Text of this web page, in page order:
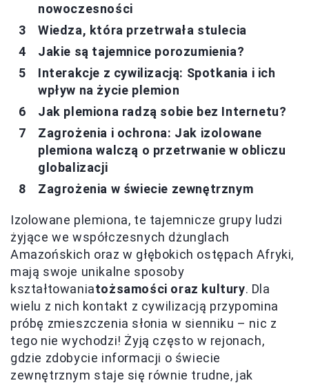
nowoczesności
Wiedza, która przetrwała stulecia
Jakie są tajemnice porozumienia?
Interakcje z cywilizacją: Spotkania i ich
wpływ na życie plemion
Jak plemiona radzą sobie bez Internetu?
Zagrożenia i ochrona: Jak izolowane
plemiona walczą o przetrwanie w obliczu
globalizacji
Zagrożenia w świecie zewnętrznym
Izolowane plemiona, te tajemnicze grupy ludzi
żyjące we współczesnych dżunglach
Amazońskich oraz w głębokich ostępach Afryki,
mają swoje unikalne sposoby
kształtowaniatożsamości oraz kultury. Dla
wielu z nich kontakt z cywilizacją przypomina
próbę zmieszczenia słonia w sienniku – nic z
tego nie wychodzi! Żyją często w rejonach,
gdzie zdobycie informacji o świecie
zewnętrznym staje się równie trudne, jak